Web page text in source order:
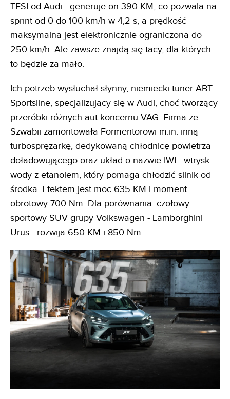
TFSI od Audi - generuje on 390 KM, co pozwala na
sprint od 0 do 100 km/h w 4,2 s, a prędkość
maksymalna jest elektronicznie ograniczona do
250 km/h. Ale zawsze znajdą się tacy, dla których
to będzie za mało.
Ich potrzeb wysłuchał słynny, niemiecki tuner ABT
Sportsline, specjalizujący się w Audi, choć tworzący
przeróbki różnych aut koncernu VAG. Firma ze
Szwabii zamontowała Formentorowi m.in. inną
turbosprężarkę, dedykowaną chłodnicę powietrza
doładowującego oraz układ o nazwie IWI - wtrysk
wody z etanolem, który pomaga chłodzić silnik od
środka. Efektem jest moc 635 KM i moment
obrotowy 700 Nm. Dla porównania: czołowy
sportowy SUV grupy Volkswagen - Lamborghini
Urus - rozwija 650 KM i 850 Nm.